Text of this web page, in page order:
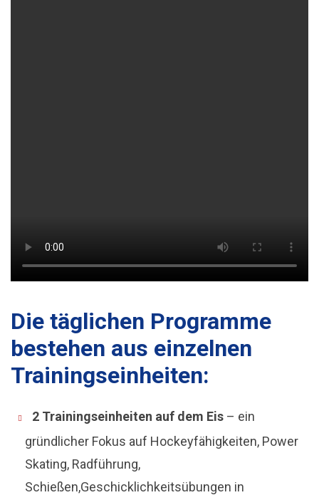
Die täglichen Programme
bestehen aus einzelnen
Trainingseinheiten:
2 Trainingseinheiten auf dem Eis – ein
gründlicher Fokus auf Hockeyfähigkeiten, Power
Skating, Radführung,
Schießen,Geschicklichkeitsübungen in